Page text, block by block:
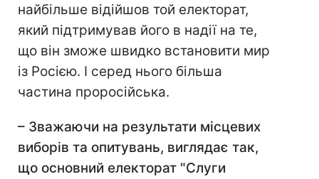
найбільше відійшов той електорат,
який підтримував його в надії на те,
що він зможе швидко встановити мир
із Росією. І серед нього більша
частина проросійська.
– Зважаючи на результати місцевих
виборів та опитувань, виглядає так,
що основний електорат "Слуги